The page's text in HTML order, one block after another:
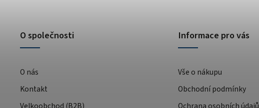
O společnosti
O nás
Kontakt
Informace pro vás
Vše o nákupu
Obchodní podmínky